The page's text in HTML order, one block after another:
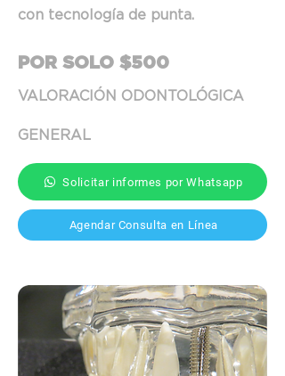
con tecnología de punta.
POR SOLO $500
VALORACIÓN ODONTO LÓGICA
GENERAL
Solicitar informes por Whatsapp
Agendar Consulta en Línea